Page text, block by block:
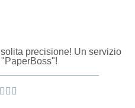
precisione! Un servizio
  